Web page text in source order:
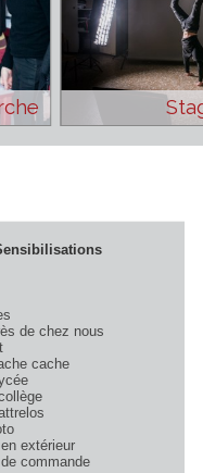
Formations/Sensibilisations
Formation pro
Portrait d'arbres
Promenons près de chez nous
Voir autrement